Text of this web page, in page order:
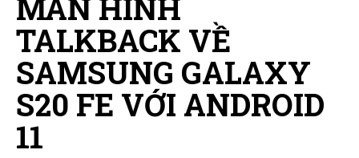
Dịch vụ hỗ trợ
Sản Phẩm
Giúp đỡ
Liên hệ
MÀN HÌNH
TALKBACK VỀ
SAMSUNG GALAXY
S20 FE VỚI ANDROID
11